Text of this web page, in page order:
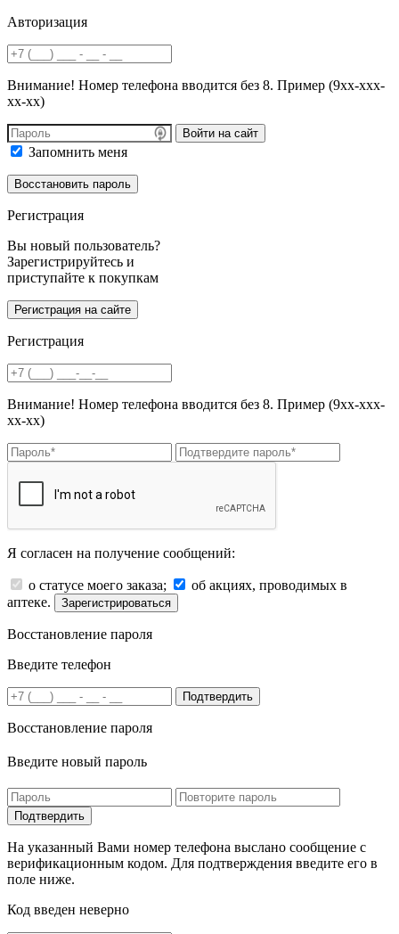
Авторизация
Внимание! Номер телефона вводится без 8. Пример (9хх-ххх-
хх-хх)
Войти на сайт
Запомнить меня
Регистрация
Вы новый пользователь?
Зарегистрируйтесь и
приступайте к покупкам
Регистрация
Внимание! Номер телефона вводится без 8. Пример (9хх-ххх-
хх-хх)
Я согласен на получение сообщений:
о статусе моего заказа;
об акциях, проводимых в
аптеке.
Зарегистрироваться
Восстановление пароля
Введите телефон
Подтвердить
Восстановление пароля
Введите новый пароль
На указанный Вами номер телефона выслано сообщение с
верификационным кодом. Для подтверждения введите его в
поле ниже.
Код введен неверно